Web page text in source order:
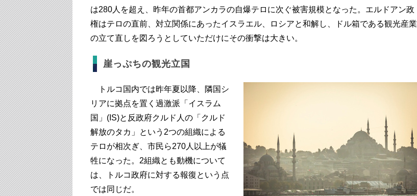
は280人を超え、昨年の首都アンカラの自爆テロに次ぐ被害規模となった。エルドアン政
権はテロの直前、対立関係にあったイスラエル、ロシアと和解し、ドル箱である観光産業
の立て直しを図ろうとしていただけにその衝撃は大きい。
崖っぷちの観光立国
トルコ国内では昨年夏以降、隣国シ
リアに拠点を置く過激派「イスラム
国」(IS)と反政府クルド人の「クルド
解放のタカ」という2つの組織による
テロが相次ぎ、市民ら270人以上が犠
牲になった。2組織とも動機について
は、トルコ政府に対する報復という点
では同じだ。